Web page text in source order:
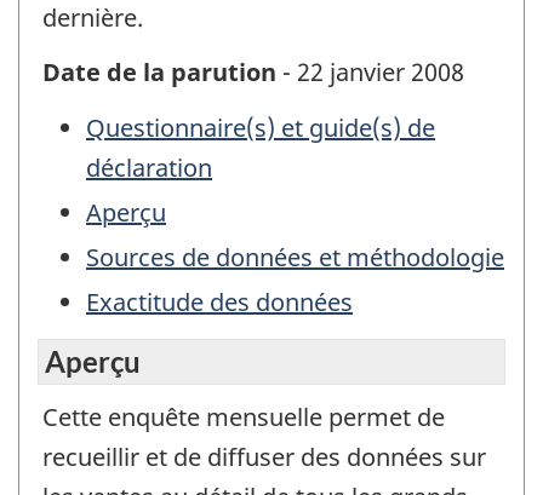
dernière.
Date de la parution - 22 janvier 2008
Questionnaire(s) et guide(s) de
déclaration
Aperçu
Sources de données et méthodologie
Exactitude des données
Aperçu
Cette enquête mensuelle permet de
recueillir et de diffuser des données sur